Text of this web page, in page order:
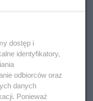
dostęp i
identyfikatory,
odbiorców oraz
danych
Ponieważ